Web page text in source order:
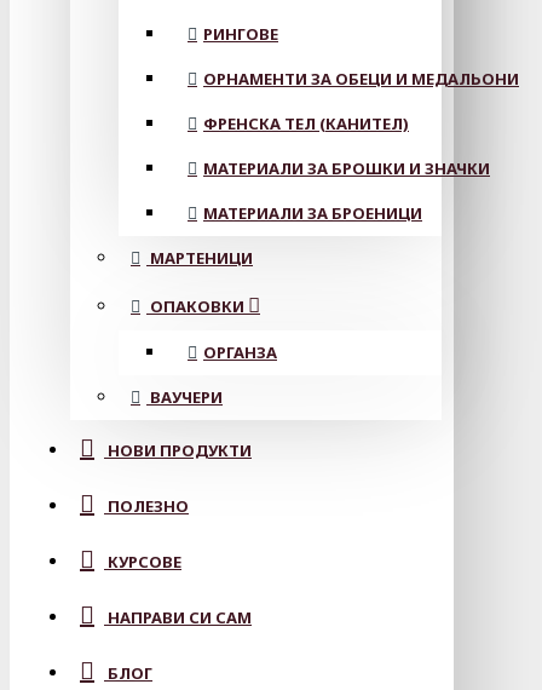
РИНГОВЕ
ОРНАМЕНТИ ЗА ОБЕЦИ И МЕДАЛЬОНИ
ФРЕНСКА ТЕЛ (КАНИТЕЛ)
МАТЕРИАЛИ ЗА БРОШКИ И ЗНАЧКИ
МАТЕРИАЛИ ЗА БРОЕНИЦИ
МАРТЕНИЦИ
ОПАКОВКИ
ОРГАНЗА
ВАУЧЕРИ
НОВИ ПРОДУКТИ
ПОЛЕЗНО
КУРСОВЕ
НАПРАВИ СИ САМ
БЛОГ